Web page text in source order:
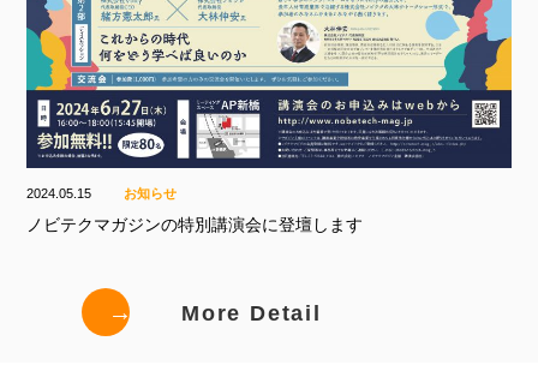
2024.05.15 お知らせ
ノビテクマガジンの特別講演会に登壇します
→ More Detail